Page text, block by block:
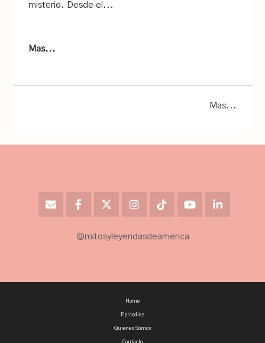
misterio. Desde el...
Mas...
Mas...
@mitosyleyendasdeamerica
Home
Episodios
Quienes Somos